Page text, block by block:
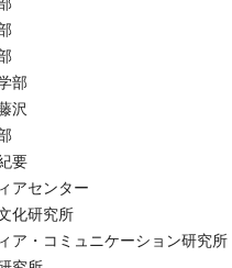
部
沢
要
アセンター
化研究所
ア・コミュニケーション研究所